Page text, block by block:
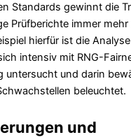
Standards gewinnt die
Prüfberichte immer mehr
hierfür ist die
intensiv mit RNG-
untersucht und darin
beleuchtet.
und